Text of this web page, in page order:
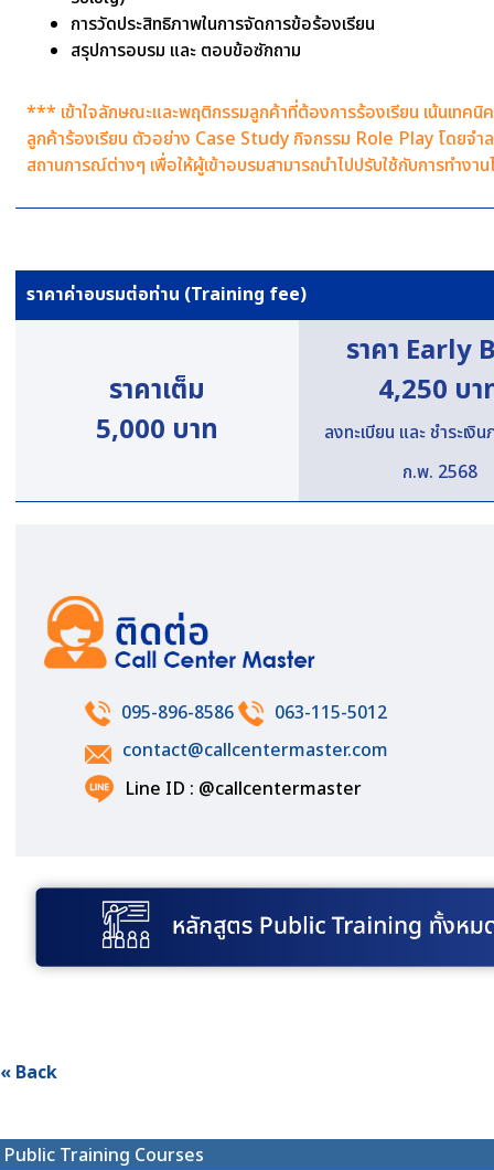
การวัดประสิทธิภาพในการจัดการข้อร้องเรียน
สรุปการอบรม และ ตอบข้อซักถาม
*** เข้าใจลักษณะและพฤติกรรมลูกค้าที่ต้องการร้องเรียน เน้นเทคนิ
ลูกค้าร้องเรียน ตัวอย่าง Case Study กิจกรรม Role Play โดยจำ
สถานการณ์ต่างๆ เพื่อให้ผู้เข้าอบรมสามารถนำไปปรับใช้กับการทำง
ราคาค่าอบรมต่อท่าน (Training fee)
ราคาเต็ม
5,000 บาท
ราคา Early
4,250 บา
ลงทะเบียน และ ชำระเงิ
ก.พ. 2568
095-896-8586
063-115-5012
contact@callcentermaster.com
Line ID : @callcentermaster
« Back
Public Training Courses